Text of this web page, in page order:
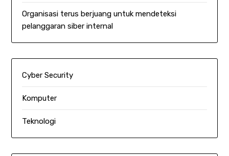
Organisasi terus berjuang untuk mendeteksi
pelanggaran siber internal
Cyber Security
Komputer
Teknologi